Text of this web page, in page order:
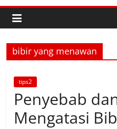
bibir yang menawan
tips2
Penyebab
Mengatasi